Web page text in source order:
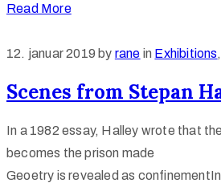
Read More
12. januar 2019 by rane in Exhibitions‚
Scenes from Stepan
In a 1982 essay, Halley wrote that
becomes the prison made
Geoetry is revealed as